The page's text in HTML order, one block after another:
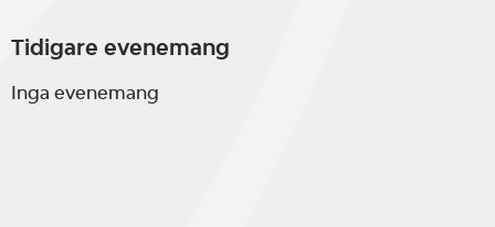
Tidigare evenemang
Inga evenemang